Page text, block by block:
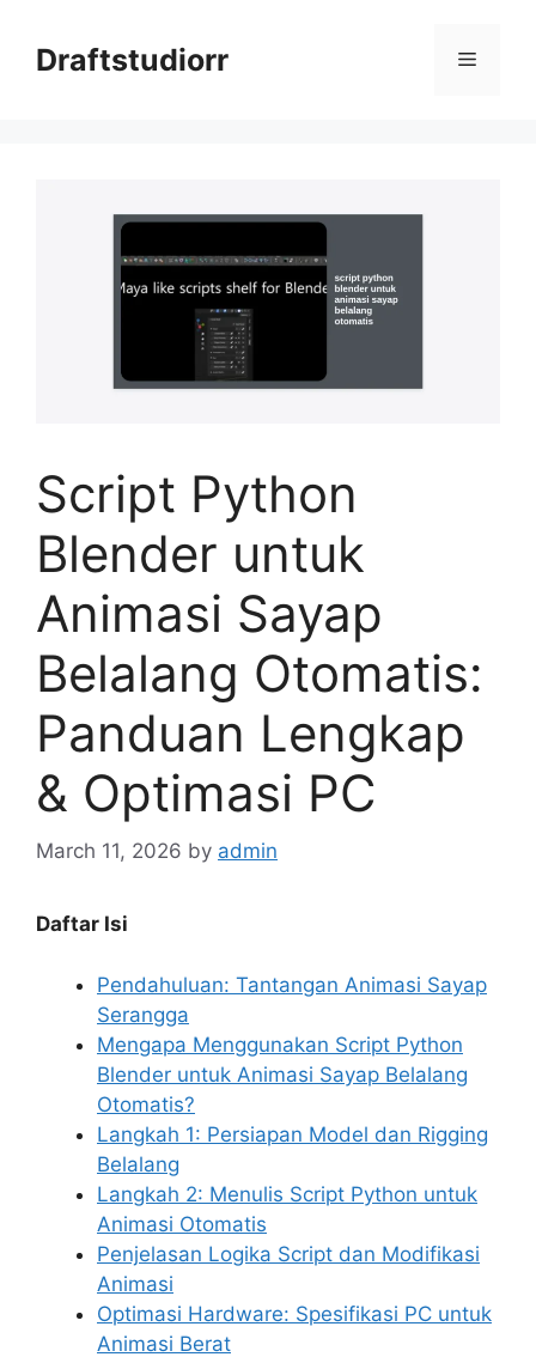
contentDraftstudiorr Menu
Script Python
Blender untuk
Animasi Sayap
Belalang Otomatis:
Panduan Lengkap
& Optimasi PC
March 11, 2026 by admin
Daftar Isi
Pendahuluan: Tantangan Animasi Sayap
Serangga
Mengapa Menggunakan Script Python
Blender untuk Animasi Sayap Belalang
Otomatis?
Langkah 1: Persiapan Model dan Rigging
Belalang
Langkah 2: Menulis Script Python untuk
Animasi Otomatis
Penjelasan Logika Script dan Modifikasi
Animasi
Optimasi Hardware: Spesifikasi PC untuk
Animasi Berat